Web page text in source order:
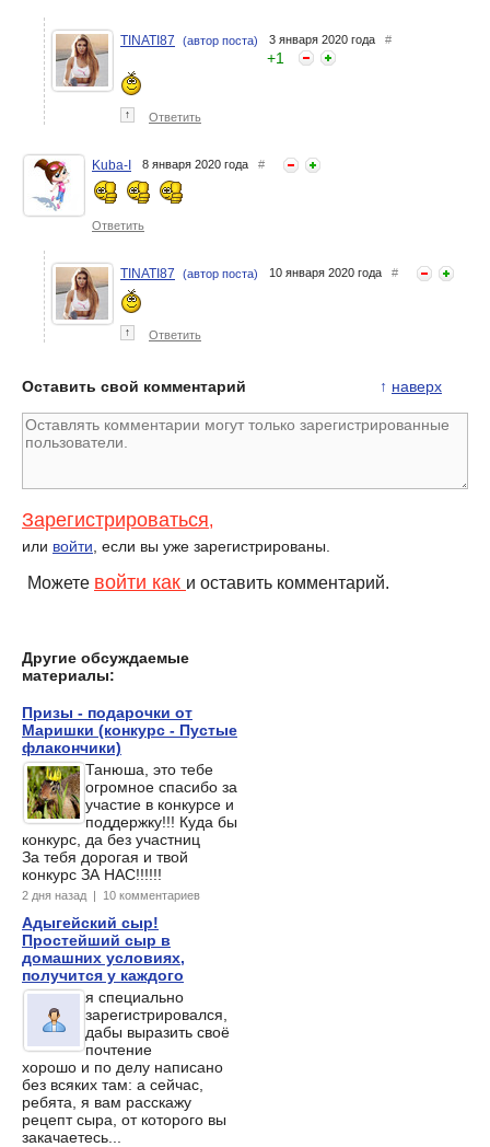
TINATI87 (автор поста) 3 января 2020 года #
+1
↑ Ответить
Kuba-I 8 января 2020 года #
Ответить
TINATI87 (автор поста) 10 января 2020 года #
↑ Ответить
↑ наверх
Оставить свой комментарий
Зарегистрироваться,
или войти , если вы уже зарегистрированы.
Можете войти как и оставить комментарий.
Другие обсуждаемые
материалы:
Призы - подарочки от
Маришки (конкурс - Пустые
флакончики)
Танюша, это тебе
огромное спасибо за
участие в конкурсе и
поддержку!!! Куда бы
конкурс, да без участниц
За тебя дорогая и твой
конкурс ЗА НАС!!!!!!
2 дня назад | 10 комментариев
Адыгейский сыр!
Простейший сыр в
домашних условиях,
получится у каждого
я специально
зарегистрировался,
дабы выразить своё
почтение
хорошо и по делу написано
без всяких там: а сейчас,
ребята, я вам расскажу
рецепт сыра, от которого вы
закачаетесь...